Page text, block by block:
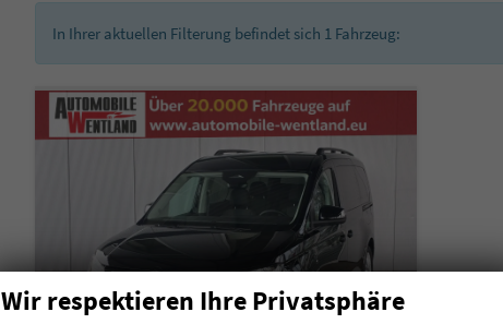
In Ihrer aktuellen Filterung befindet sich 1 Fahrzeug:
Wir respektieren Ihre Privatsphäre